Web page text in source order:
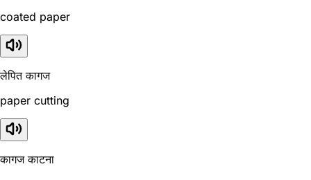
coated paper
लेपित कागज
paper cutting
कागज काटना